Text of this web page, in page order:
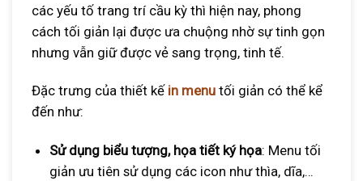
các yếu tố trang trí cầu kỳ thì hiện nay, phong
cách tối giản lại được ưa chuộng nhờ sự tinh gọn
nhưng vẫn giữ được vẻ sang trọng, tinh tế.
Đặc trưng của thiết kế in menu tối giản có thể kể
đến như:
Sử dụng biểu tượng, họa tiết ký họa: Menu tối
giản ưu tiên sử dụng các icon như thìa, dĩa,…